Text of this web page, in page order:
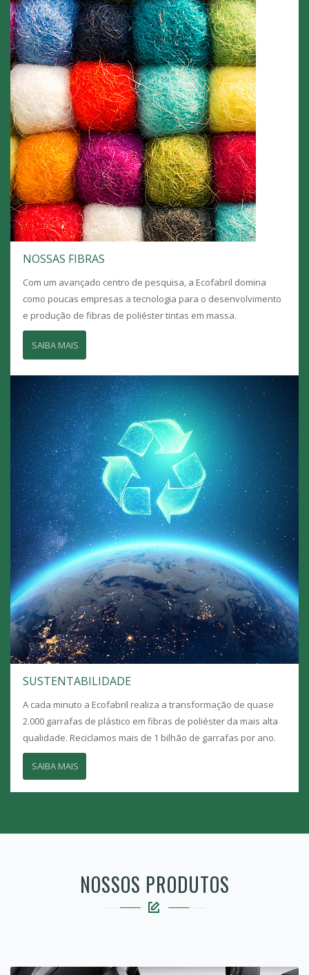
NOSSAS FIBRAS
Com um avançado centro de pesquisa, a Ecofabril domina
como poucas empresas a tecnologia para o desenvolvimento
e produção de fibras de poliéster tintas em massa.
SAIBA MAIS
SUSTENTABILIDADE
A cada minuto a Ecofabril realiza a transformação de quase
2.000 garrafas de plástico em fibras de poliéster da mais alta
qualidade. Reciclamos mais de 1 bilhão de garrafas por ano.
SAIBA MAIS
NOSSOS PRODUTOS